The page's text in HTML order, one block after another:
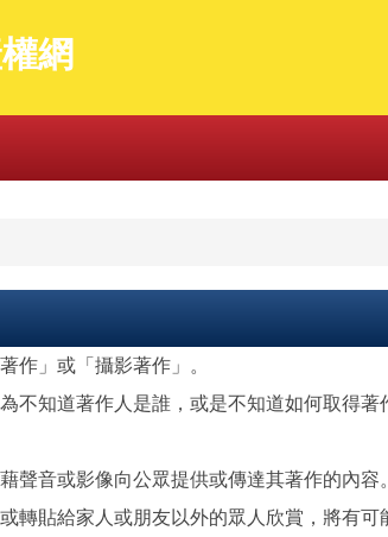
網
作」或「攝影著作」。
知道著作人是誰，或是不知道如何取得著
聲音或影像向公眾提供或傳達其著作的內容
轉貼給家人或朋友以外的眾人欣賞，將有可